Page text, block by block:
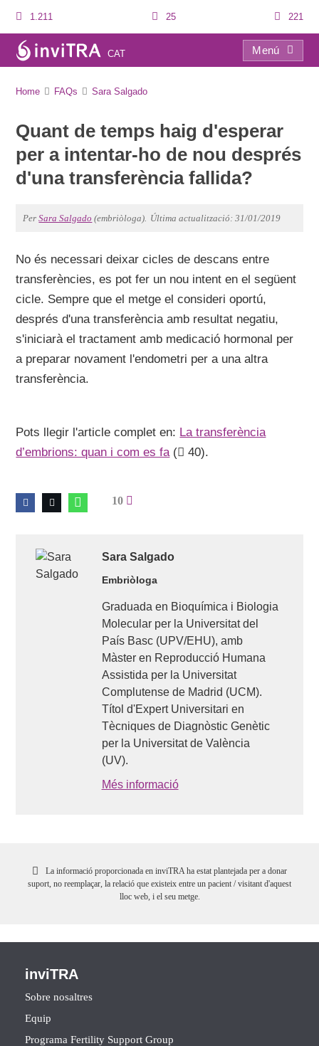
1.211 25 221
CAT
Menú
Home FAQs Sara Salgado
Quant de temps haig d'esperar
per a intentar-ho de nou després
d'una transferència fallida?
PerSara Salgado (embriòloga). Última actualització: 31/01/2019
No és necessari deixar cicles de descans entre
transferències, es pot fer un nou intent en el següent
cicle. Sempre que el metge el consideri oportú,
després d'una transferència amb resultat negatiu,
s'iniciarà el tractament amb medicació hormonal per
a preparar novament l'endometri per a una altra
transferència.
Pots llegir l'article complet en: La transferència
d’embrions: quan i com es fa( 40).
10
Sara Salgado
Embriòloga
Graduada en Bioquímica i Biologia
Molecular per la Universitat del
País Basc (UPV/EHU), amb
Màster en Reproducció Humana
Assistida per la Universitat
Complutense de Madrid (UCM).
Títol d'Expert Universitari en
Tècniques de Diagnòstic Genètic
per la Universitat de València
(UV).
Més informació
La informació proporcionada en inviTRA ha estat plantejada per a donar
suport, no reemplaçar, la relació que existeix entre un pacient / visitant d'aquest
lloc web, i el seu metge.
inviTRA
Sobre nosaltres
Equip
Programa Fertility Support Group